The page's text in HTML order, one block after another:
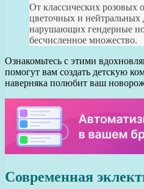
От классических розовых
цветочных и нейтральных
нарушающих гендерные
бесчисленное множество.
Ознакомьтесь с этими
помогут вам создать детскую
наверняка полюбит ваш
Современная